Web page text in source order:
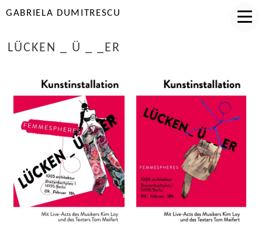
GABRIELA DUMITRESCU
LÜCKEN _ Ü _ _ER